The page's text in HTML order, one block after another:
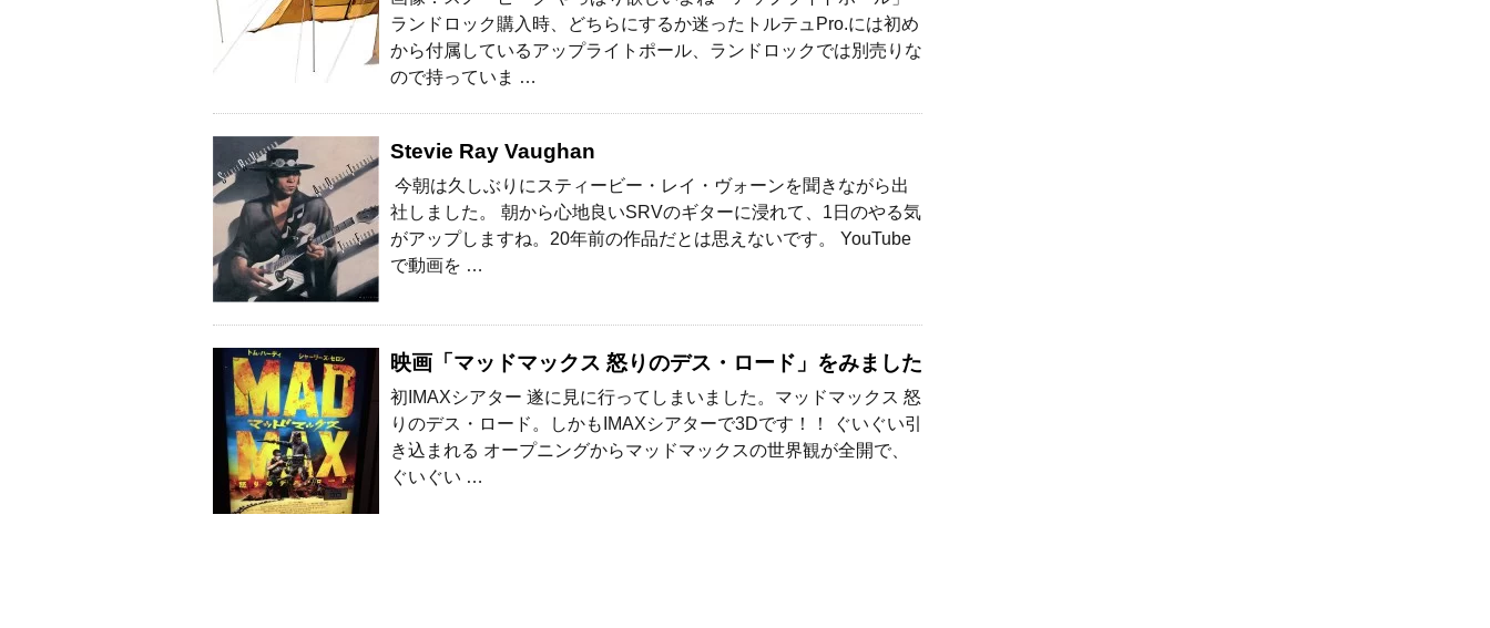
ランドロック購入時、どちらにするか迷ったトルテュPro.には初め
から付属しているアップライトポール、ランドロックでは別売りな
ので持っていま …
Stevie Ray Vaughan
今朝は久しぶりにスティービー・レイ・ヴォーンを聞きながら出
社しました。 朝から心地良いSRVのギターに浸れて、1日のやる気
がアップしますね。20年前の作品だとは思えないです。 YouTube
で動画を …
映画「マッドマックス 怒りのデス・ロード」をみました
初IMAXシアター 遂に見に行ってしまいました。マッドマックス 怒
りのデス・ロード。しかもIMAXシアターで3Dです！！ ぐいぐい引
き込まれる オープニングからマッドマックスの世界観が全開で、
ぐいぐい …